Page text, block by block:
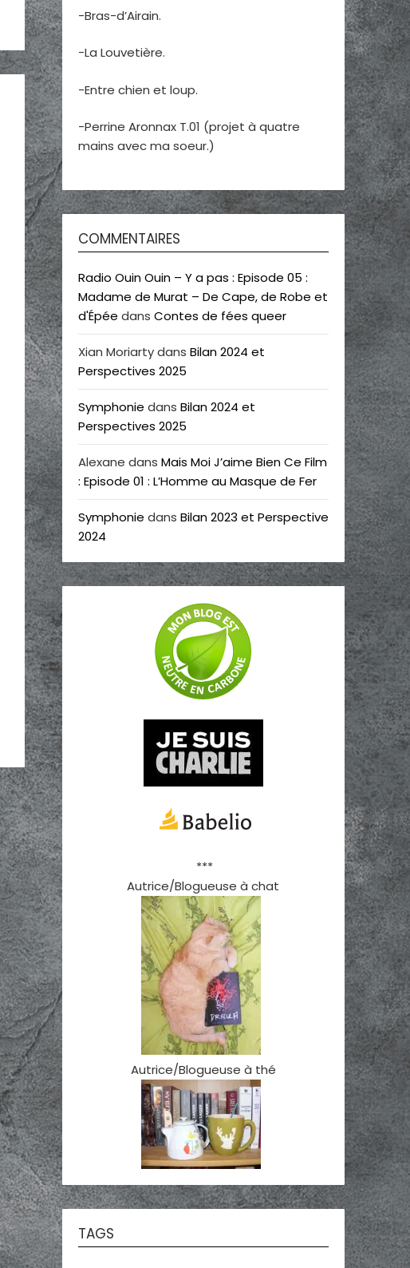
-Bras-d’Airain.
-La Louvetière.
-Entre chien et loup.
-Perrine Aronnax T.01 (projet à quatre
mains avec ma soeur.)
COMMENTAIRES
Radio Ouin Ouin – Y a pas : Episode 05 :
Madame de Murat – De Cape, de Robe et
d'Épée dans Contes de fées queer
Xian Moriartydans Bilan 2024 et
Perspectives 2025
Symphonie dans Bilan 2024 et
Perspectives 2025
Alexane dans Mais Moi J’aime Bien Ce Film
: Episode 01 : L’Homme au Masque de Fer
Symphonie dans Bilan 2023 et Perspective
2024
***
Autrice/Blogueuse à chat
Autrice/Blogueuse à thé
TAGS